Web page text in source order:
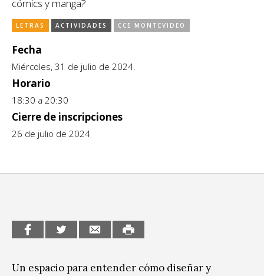
CCE en el interior/libros
Exposiciones
Formación
Género y Diversidad
Infantil y Juvenil
Letras
cómics y manga?
LETRAS ACTIVIDADES CCE MONTEVIDEO
Fecha
Miércoles, 31 de julio de 2024.
Horario
18:30 a 20:30
Cierre de inscripciones
26 de julio de 2024
Un espacio para entender cómo diseñar y